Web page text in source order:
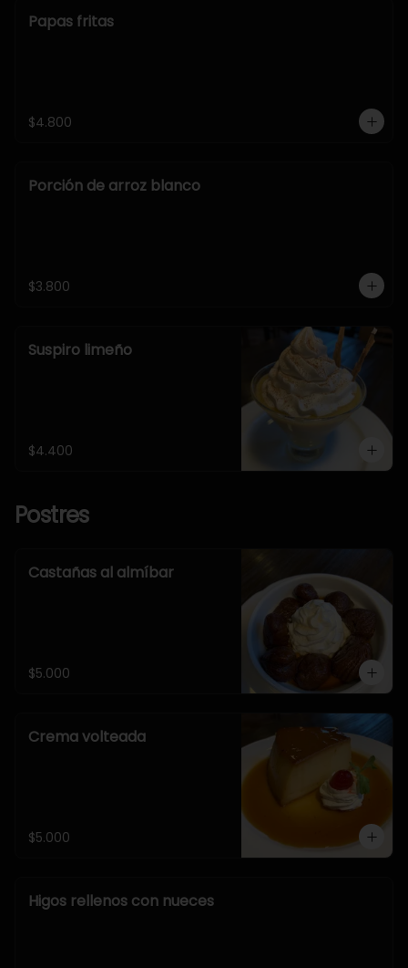
Papas fritas
$4.800
Porción de arroz blanco
$3.800
Suspiro limeño
$4.400
Postres
Castañas al almíbar
$5.000
Crema volteada
$5.000
Higos rellenos con nueces